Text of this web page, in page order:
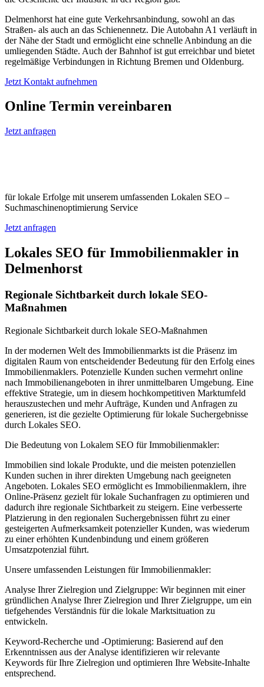
Delmenhorst hat eine gute Verkehrsanbindung, sowohl an das
Straßen- als auch an das Schienennetz. Die Autobahn A1 verläuft in
der Nähe der Stadt und ermöglicht eine schnelle Anbindung an die
umliegenden Städte. Auch der Bahnhof ist gut erreichbar und bietet
regelmäßige Verbindungen in Richtung Bremen und Oldenburg.
Jetzt Kontakt aufnehmen
Online Termin vereinbaren
Jetzt anfragen
für lokale Erfolge mit unserem umfassenden Lokalen SEO –
Suchmaschinenoptimierung Service
Jetzt anfragen
Lokales SEO für Immobilienmakler in
Delmenhorst
Regionale Sichtbarkeit durch lokale SEO-
Maßnahmen
Regionale Sichtbarkeit durch lokale SEO-Maßnahmen
In der modernen Welt des Immobilienmarkts ist die Präsenz im
digitalen Raum von entscheidender Bedeutung für den Erfolg eines
Immobilienmaklers. Potenzielle Kunden suchen vermehrt online
nach Immobilienangeboten in ihrer unmittelbaren Umgebung. Eine
effektive Strategie, um in diesem hochkompetitiven Marktumfeld
herauszustechen und mehr Aufträge, Kunden und Anfragen zu
generieren, ist die gezielte Optimierung für lokale Suchergebnisse
durch Lokales SEO.
Die Bedeutung von Lokalem SEO für Immobilienmakler:
Immobilien sind lokale Produkte, und die meisten potenziellen
Kunden suchen in ihrer direkten Umgebung nach geeigneten
Angeboten. Lokales SEO ermöglicht es Immobilienmaklern, ihre
Online-Präsenz gezielt für lokale Suchanfragen zu optimieren und
dadurch ihre regionale Sichtbarkeit zu steigern. Eine verbesserte
Platzierung in den regionalen Suchergebnissen führt zu einer
gesteigerten Aufmerksamkeit potenzieller Kunden, was wiederum
zu einer erhöhten Kundenbindung und einem größeren
Umsatzpotenzial führt.
Unsere umfassenden Leistungen für Immobilienmakler:
Analyse Ihrer Zielregion und Zielgruppe: Wir beginnen mit einer
gründlichen Analyse Ihrer Zielregion und Ihrer Zielgruppe, um ein
tiefgehendes Verständnis für die lokale Marktsituation zu
entwickeln.
Keyword-Recherche und -Optimierung: Basierend auf den
Erkenntnissen aus der Analyse identifizieren wir relevante
Keywords für Ihre Zielregion und optimieren Ihre Website-Inhalte
entsprechend.